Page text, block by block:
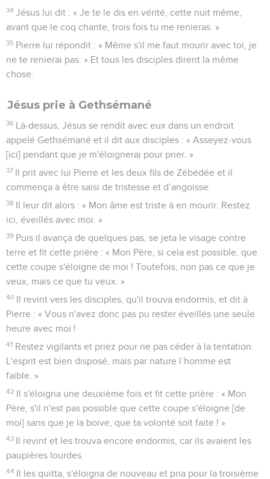
34 Jésus lui dit : « Je te le dis en vérité, cette nuit même,
avant que le coq chante, trois fois tu me renieras. »
35 Pierre lui répondit : « Même s'il me faut mourir avec toi, je
ne te renierai pas. » Et tous les disciples dirent la même
chose.
Jésus prie à Gethsémané
36 Là-dessus, Jésus se rendit avec eux dans un endroit
appelé Gethsémané et il dit aux disciples : « Asseyez-vous
[ici] pendant que je m'éloignerai pour prier. »
37 Il prit avec lui Pierre et les deux fils de Zébédée et il
commença à être saisi de tristesse et d’angoisse.
38 Il leur dit alors : « Mon âme est triste à en mourir. Restez
ici, éveillés avec moi. »
39 Puis il avança de quelques pas, se jeta le visage contre
terre et fit cette prière : « Mon Père, si cela est possible, que
cette coupe s'éloigne de moi ! Toutefois, non pas ce que je
veux, mais ce que tu veux. »
40 Il revint vers les disciples, qu'il trouva endormis, et dit à
Pierre : « Vous n'avez donc pas pu rester éveillés une seule
heure avec moi !
41 Restez vigilants et priez pour ne pas céder à la tentation.
L'esprit est bien disposé, mais par nature l’homme est
faible. »
42 Il s'éloigna une deuxième fois et fit cette prière : « Mon
Père, s'il n'est pas possible que cette coupe s'éloigne [de
moi] sans que je la boive, que ta volonté soit faite ! »
43 Il revint et les trouva encore endormis, car ils avaient les
paupières lourdes.
44 Il les quitta, s'éloigna de nouveau et pria pour la troisième